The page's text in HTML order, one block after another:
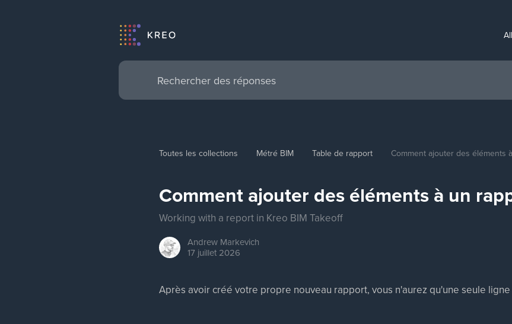
Toutes les collections Métré BIM Table de rapport Comment ajouter des éléments
Comment ajouter des éléments à un
Working with a report in Kreo BIM Takeoff
Andrew Markevich
17 juillet 2026
Après avoir créé votre propre nouveau rapport, vous n'aurez qu'une seule ligne